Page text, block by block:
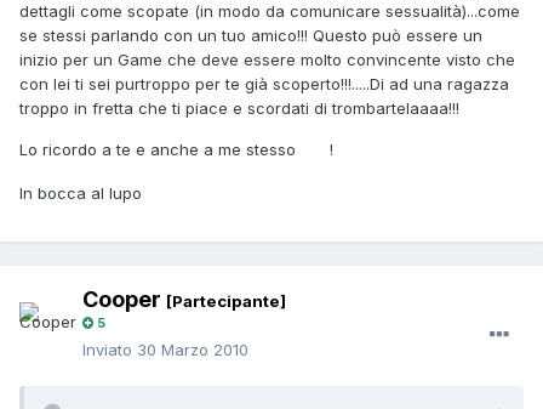
dettagli come scopate (in modo da comunicare sessualità)...come
se stessi parlando con un tuo amico!!! Questo può essere un
inizio per un Game che deve essere molto convincente visto che
con lei ti sei purtroppo per te già scoperto!!!.....Di ad una ragazza
troppo in fretta che ti piace e scordati di trombartelaaaa!!!
Lo ricordo a te e anche a me stesso !
In bocca al lupo
Cooper [Partecipante]
5
Inviato 30 Marzo 2010